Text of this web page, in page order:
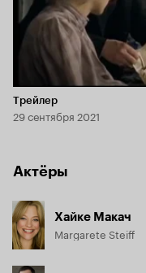
Длительность 3 мин
Трейлер
29 сентября 2021
Актёры
Хайке Макач
Margarete Steiff